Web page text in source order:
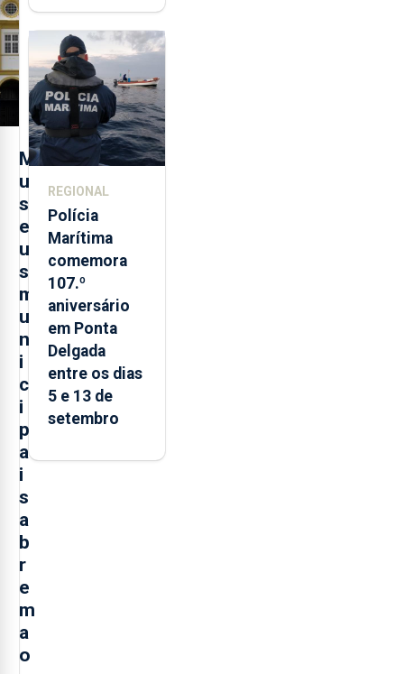
M
u
s
e
u
s
m
u
n
i
c
i
p
a
i
s
a
b
r
e
m
a
o
contraditória"
sobre
evolução
turística
REGIONAL
Polícia
Marítima
comemora
107.º
aniversário
em Ponta
Delgada
entre os dias
5 e 13 de
setembro